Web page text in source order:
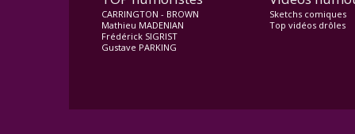
CARRINGTON - BROWN
Mathieu MADENIAN
Frédérick SIGRIST
Gustave PARKING
Sketchs comiques
Top vidéos drôles